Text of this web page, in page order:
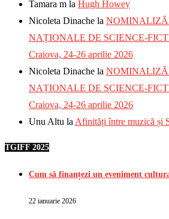
Tamara m la Hugh Howey
Nicoleta Dinache la
NAȚIONALE DE SCIENCE-
Craiova, 24-26 aprilie 2026
Nicoleta Dinache la
NAȚIONALE DE SCIENCE-
Craiova, 24-26 aprilie 2026
Unu Altu la Afinități între muzică și
TGIFF 2025
Cum să finanțezi un eveniment
22 ianuarie 2026